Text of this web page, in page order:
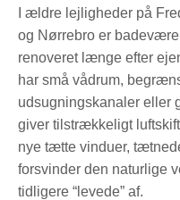
I ældre lejligheder på
og Nørrebro er
renoveret længe efter
har små vådrum,
udsugningskanaler eller
giver tilstrækkeligt
nye tætte vinduer,
forsvinder den naturlige
tidligere “levede” af.